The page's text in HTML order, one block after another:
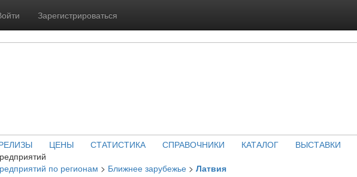
Зарегистрироваться
ЦЕНЫ СТАТИСТИКА СПРАВОЧНИКИ КАТАЛОГ ВЫСТАВКИ
по регионам > Ближнее зарубежье > Латвия